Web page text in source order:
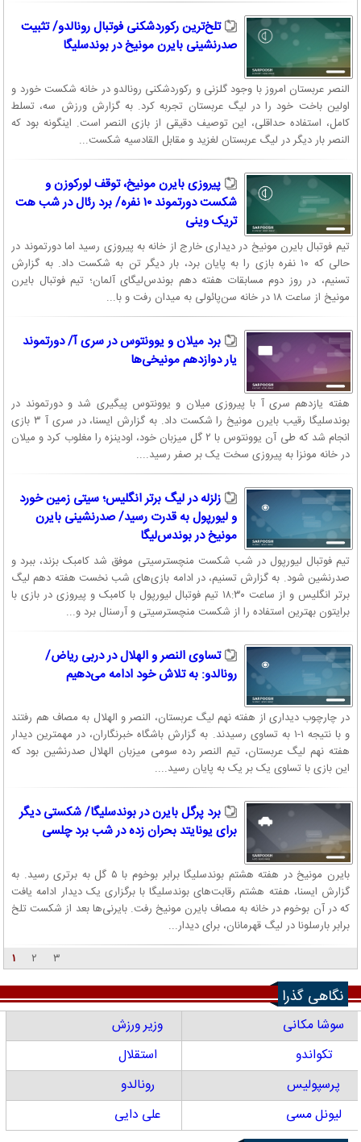
تلخ‌ترین رکوردشکنی فوتبال رونالدو/ تثبیت
صدرنشینی بایرن مونیخ در بوندسلیگا
النصر عربستان امروز با وجود گلزنی و رکوردشکنی رونالدو در خانه شکست خورد و
اولین باخت خود را در لیگ عربستان تجربه کرد. به گزارش ورزش سه، تسلط
کامل، استفاده حداقلی، این توصیف دقیقی از بازی النصر است. اینگونه بود که
النصر بار دیگر در لیگ عربستان لغزید و مقابل القادسیه شکست...
پیروزی بایرن مونیخ، توقف لورکوزن و
شکست دورتموند ۱۰ نفره/ برد رئال در شب هت
تریک وینی
تیم فوتبال بایرن مونیخ در دیداری خارج از خانه به پیروزی رسید اما دورتموند در
حالی که ۱۰ نفره بازی را به پایان برد، بار دیگر تن به شکست داد. به گزارش
تسنیم، در روز دوم مسابقات هفته دهم بوندس‌لیگای آلمان؛ تیم فوتبال بایرن
مونیخ از ساعت ۱۸ در خانه سن‌پائولی به میدان رفت و با...
برد میلان و یوونتوس در سری آ/ دورتموند
یار دوازدهم مونیخی‌ها
هفته یازدهم سری آ با پیروزی میلان و یوونتوس پیگیری شد و دورتموند در
بوندسلیگا رقیب بایرن مونیخ را شکست داد. به گزارش ایسنا، در سری آ ۳ بازی
انجام شد که طی آن یوونتوس با ۲ گل میزبان خود، اودینزه را مغلوب کرد و میلان
در خانه مونزا به پیروزی سخت یک بر صفر رسید....
زلزله در لیگ برتر انگلیس؛ سیتی زمین خورد
و لیورپول به قدرت رسید/ صدرنشینی بایرن
مونیخ در بوندس‌لیگا
تیم فوتبال لیورپول در شب شکست منچسترسیتی موفق شد کامبک بزند، ببرد و
صدرنشین شود. به گزارش تسنیم، در ادامه بازی‌های شب نخست هفته دهم لیگ
برتر انگلیس و از ساعت ۱۸:۳۰ تیم فوتبال لیورپول با کامبک و پیروزی در بازی با
برایتون بهترین استفاده را از شکست منچسترسیتی و آرسنال برد و...
تساوی النصر و الهلال در دربی ریاض/
رونالدو: به تلاش خود ادامه می‌دهیم
در چارچوب دیداری از هفته نهم لیگ عربستان، النصر و الهلال به مصاف هم رفتند
و با نتیجه ۱-۱ به تساوی رسیدند. به گزارش باشگاه خبرنگاران، در مهمترین دیدار
هفته نهم لیگ عربستان، تیم النصر رده سومی میزبان الهلال صدرنشین بود که
این بازی با تساوی یک بر یک به پایان رسید....
برد پرگل بایرن در بوندسلیگا/ شکستی دیگر
برای یونایتد بحران زده در شب برد چلسی
بایرن مونیخ در هفته هشتم بوندسلیگا برابر بوخوم با ۵ گل به برتری رسید. به
گزارش ایسنا، هفته هشتم رقابت‌های بوندسلیگا با برگزاری یک دیدار ادامه یافت
که در آن بوخوم در خانه به مصاف بایرن مونیخ رفت. بایرنی‌ها بعد از شکست تلخ
برابر بارسلونا در لیگ قهرمانان، برای دیدار...
۱
۲ ۳
نگاهی گذرا
سوشا مکانی
وزیر ورزش
تکواندو
استقلال
پرسپولیس
رونالدو
لیونل مسی
علی دایی